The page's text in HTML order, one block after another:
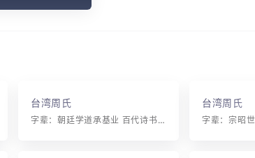
台湾周氏
字辈：朝廷学道承基业 百代诗书振家声 士隐太原逢圣主 侯封江夏辅明君
台湾周氏
字辈：宗昭